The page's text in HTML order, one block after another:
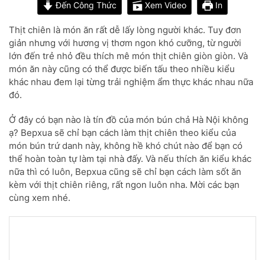
Đến Công Thức Xem Video In
Thịt chiên là món ăn rất dễ lấy lòng người khác. Tuy đơn
giản nhưng với hương vị thơm ngon khó cưỡng, từ người
lớn đến trẻ nhỏ đều thích mê món thịt chiên giòn giòn. Và
món ăn này cũng có thể được biến tấu theo nhiều kiểu
khác nhau đem lại từng trải nghiệm ẩm thực khác nhau nữa
đó.
Ở đây có bạn nào là tín đồ của món bún chả Hà Nội không
ạ? Bepxua sẽ chỉ bạn cách làm thịt chiên theo kiểu của
món bún trứ danh này, không hề khó chút nào để bạn có
thể hoàn toàn tự làm tại nhà đấy. Và nếu thích ăn kiểu khác
nữa thì có luôn, Bepxua cũng sẽ chỉ bạn cách làm sốt ăn
kèm với thịt chiên riêng, rất ngon luôn nha. Mời các bạn
cùng xem nhé.